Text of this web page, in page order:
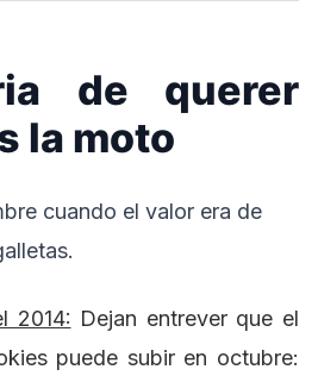
de querer
la moto
cuando el valor era de
2014: Dejan entrever que el
puede subir en octubre: